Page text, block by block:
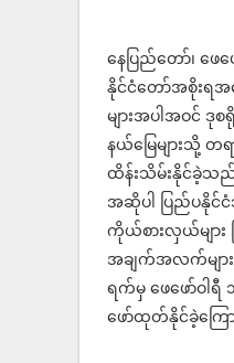
နေပြည်တော်၊ ဖေဖ
နိုင်ငံတော်အစိုးရအ
များအပါအဝင်
နယ်မြေများသို့ တ
ထိန်းသိမ်းနိုင်ခဲ့သ
အဆိုပါ ပြည်ပနိုင်ငံ
ကိုယ်စားလှယ်များ
အချက်အလက်များ
ရက်မှ ဖေဖော်ဝါရီ
ဖော်ထုတ်နိုင်ခဲ့ကြ